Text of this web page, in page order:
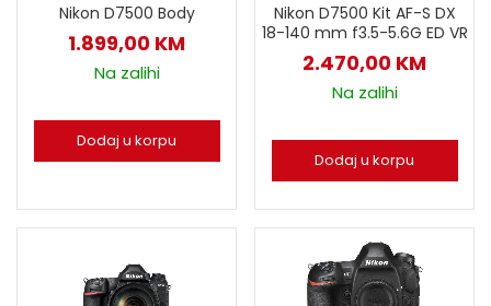
Nikon D7500 Body
1.899,00 KM
Na zalihi
Dodaj u korpu
Nikon D7500 Kit AF-S DX
18-140 mm f3.5-5.6G ED VR
2.470,00 KM
Na zalihi
Dodaj u korpu